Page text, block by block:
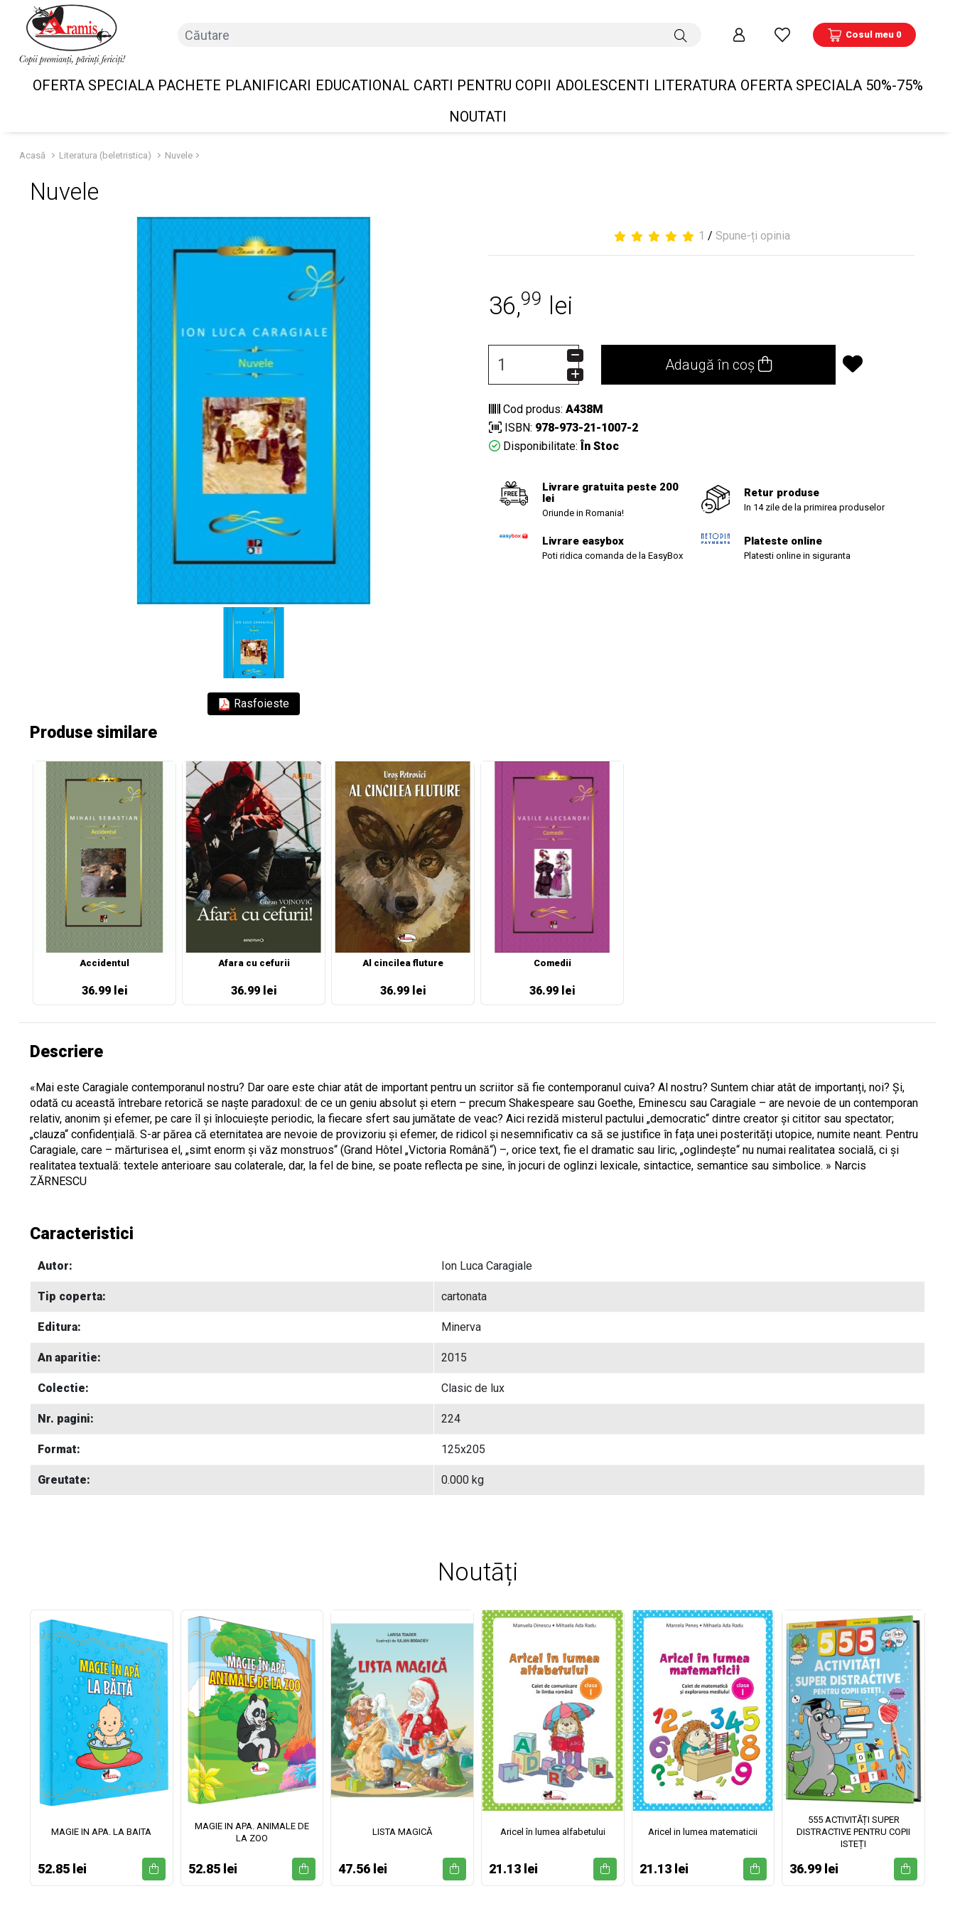
Cosul meu 0
OFERTA SPECIALA PACHETE PLANIFICARI EDUCATIONAL CARTI PENTRU COPII ADOLESCENTI LITERATURA OFERTA SPECIALA 50%-75%
NOUTATI
Acasă Literatura (beletristica) Nuvele
Nuvele
Rasfoieste
1 / Spune-ți opinia
36,99 lei
Adaugă în coș
Cod produs: A438M
ISBN: 978-973-21-1007-2
Disponibilitate: În Stoc
Livrare gratuita peste 200
lei
Oriunde in Romania!
Retur produse
In 14 zile de la primirea produselor
Livrare easybox
Poti ridica comanda de la EasyBox
Plateste online
Platesti online in siguranta
Produse similare
Accidentul
36.99 lei
Afara cu cefurii
36.99 lei
Al cincilea fluture
36.99 lei
Comedii
36.99 lei
Descriere
«Mai este Caragiale contemporanul nostru? Dar oare este chiar atât de important pentru un scriitor să fie contemporanul cuiva? Al nostru? Suntem chiar atât de importanți, noi? Și,
odată cu această întrebare retorică se naște paradoxul: de ce un geniu absolut și etern – precum Shakespeare sau Goethe, Eminescu sau Caragiale – are nevoie de un contemporan
relativ, anonim și efemer, pe care îl și înlocuiește periodic, la fiecare sfert sau jumătate de veac? Aici rezidă misterul pactului „democratic“ dintre creator și cititor sau spectator;
„clauza“ confidențială. S-ar părea că eternitatea are nevoie de provizoriu și efemer, de ridicol și nesemnificativ ca să se justifice în fața unei posterități utopice, numite neant. Pentru
Caragiale, care – mărturisea el, „simt enorm și văz monstruos“ (Grand Hôtel „Victoria Română“) –, orice text, fie el dramatic sau liric, „oglindește“ nu numai realitatea socială, ci și
realitatea textuală: textele anterioare sau colaterale, dar, la fel de bine, se poate reflecta pe sine, în jocuri de oglinzi lexicale, sintactice, semantice sau simbolice. » Narcis
ZĂRNESCU
Caracteristici
Autor: Ion Luca Caragiale
Tip coperta: cartonata
Editura: Minerva
An aparitie: 2015
Colectie: Clasic de lux
Nr. pagini: 224
Format: 125x205
Greutate: 0.000 kg
Noutāți
MAGIE IN APA. LA BAITA
52.85 lei
MAGIE IN APA. ANIMALE DE
LA ZOO
52.85 lei
LISTA MAGICĂ
47.56 lei
Aricel în lumea alfabetului
21.13 lei
Aricel in lumea matematicii
21.13 lei
555 ACTIVITĂȚI SUPER
DISTRACTIVE PENTRU COPII
ISTEȚI
36.99 lei